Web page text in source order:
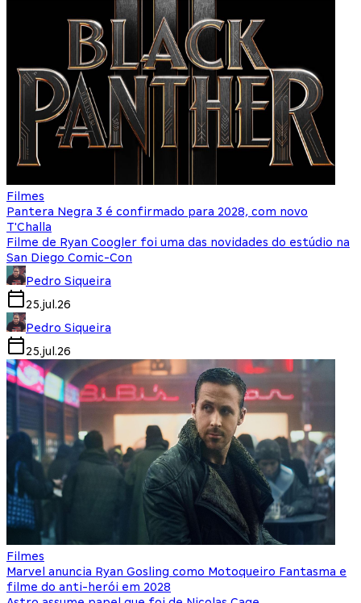
Filmes
Pantera Negra 3 é confirmado para 2028, com novo
T'Challa
Filme de Ryan Coogler foi uma das novidades do estúdio na
San Diego Comic-Con
Pedro Siqueira
25.jul.26
Pedro Siqueira
25.jul.26
Filmes
Marvel anuncia Ryan Gosling como Motoqueiro Fantasma e
filme do anti-herói em 2028